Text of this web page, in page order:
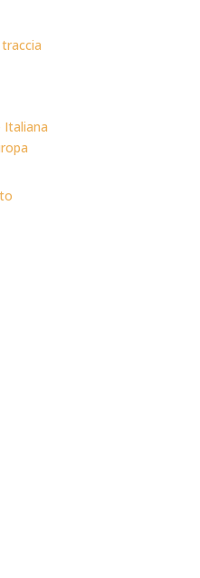
Italiana